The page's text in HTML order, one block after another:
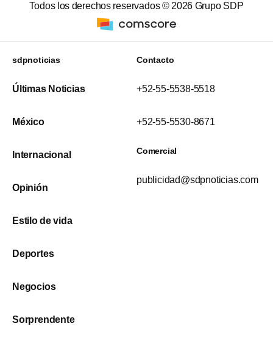
Todos los derechos reservados ©2026 Grupo SDP
sdpnoticias
Últimas Noticias
México
Internacional
Opinión
Estilo de vida
Deportes
Negocios
Sorprendente
Contacto
+52-55-5538-5518
+52-55-5530-8671
Comercial
publicidad@sdpnoticias.com